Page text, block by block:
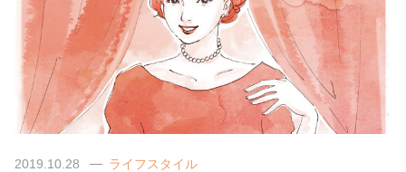
ファッション
恋愛/結婚/離婚
2019.10.28 ライフスタイル